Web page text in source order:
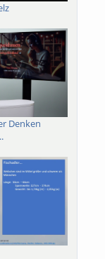
Denken